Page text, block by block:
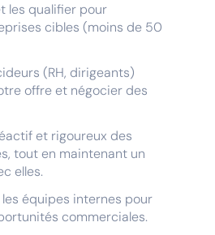
les qualifier pour
cibles (moins de 50
(RH, dirigeants)
offre et négocier des
et rigoureux des
tout en maintenant un
elles.
équipes internes pour
commerciales.